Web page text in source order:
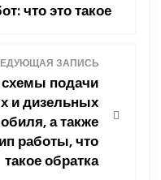
что это такое
ЗАПИСЬ
схемы подачи
и дизельных
а также
работы, что
такое обратка